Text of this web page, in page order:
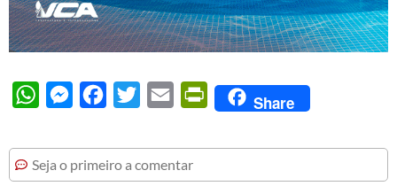
WhatsAppMessengerFacebook
Twitter Email PrintFriendly
Share
Seja o primeiro a comentar